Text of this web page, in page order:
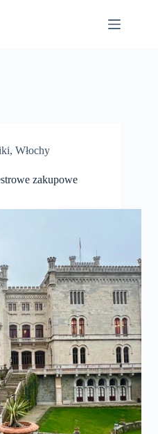
, Włochy
zakupowe